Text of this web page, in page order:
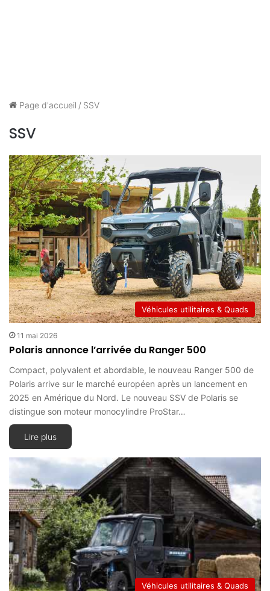
Page d'accueil / SSV
SSV
Véhicules utilitaires & Quads
11 mai 2026
Polaris annonce l’arrivée du Ranger 500
Compact, polyvalent et abordable, le nouveau Ranger 500 de
Polaris arrive sur le marché européen après un lancement en
2025 en Amérique du Nord. Le nouveau SSV de Polaris se
distingue son moteur monocylindre ProStar…
Lire plus
Véhicules utilitaires & Quads